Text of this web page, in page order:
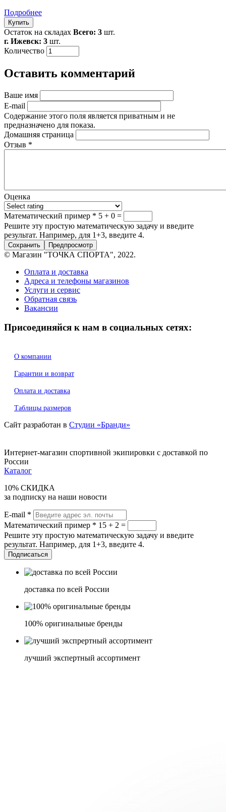
Подробнее
Остаток на складах Всего: 3 шт.
г. Ижевск: 3 шт.
Количество
Оставить комментарий
Ваше имя
E-mail
Содержание этого поля является приватным и не
предназначено для показа.
Домашняя страница
Отзыв *
Оценка
Математический пример * 5 + 0 =
Решите эту простую математическую задачу и введите
результат. Например, для 1+3, введите 4.
© Магазин "ТОЧКА СПОРТА", 2022.
Оплата и доставка
Адреса и телефоны магазинов
Услуги и сервис
Обратная связь
Вакансии
Присоединяйся к нам в социальных сетях:
О компании
Гарантии и возврат
Оплата и доставка
Таблицы размеров
Сайт разработан в Студии «Бранди»
Интернет-магазин спортивной экипировки с доставкой по
России
Каталог
10% СКИДКА
за подписку на наши новости
E-mail *
Математический пример * 15 + 2 =
Решите эту простую математическую задачу и введите
результат. Например, для 1+3, введите 4.
доставка по всей России
100% оригинальные бренды
лучший экспертный ассортимент